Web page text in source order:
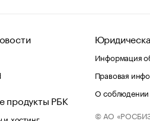
продукты РБК
хостинг
Информация
Правовая
О соблюдении
© АО